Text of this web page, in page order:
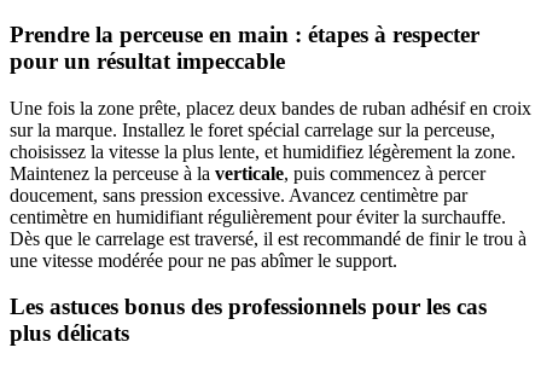
Prendre la perceuse en main : étapes à respecter
pour un résultat impeccable
Une fois la zone prête, placez deux bandes de ruban adhésif en croix
sur la marque. Installez le foret spécial carrelage sur la perceuse,
choisissez la vitesse la plus lente, et humidifiez légèrement la zone.
Maintenez la perceuse à la verticale, puis commencez à percer
doucement, sans pression excessive. Avancez centimètre par
centimètre en humidifiant régulièrement pour éviter la surchauffe.
Dès que le carrelage est traversé, il est recommandé de finir le trou à
une vitesse modérée pour ne pas abîmer le support.
Les astuces bonus des professionnels pour les cas
plus délicats